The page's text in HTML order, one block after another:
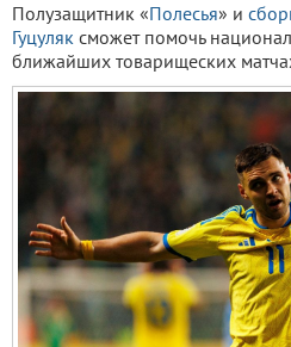
Полузащитник «Полесья» и
Гуцуляк сможет помочь
ближайших товарищеских